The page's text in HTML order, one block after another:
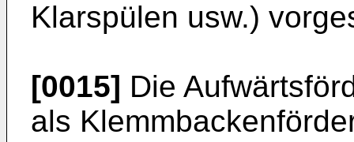
Klarspülen usw.)
[0015] Die
als